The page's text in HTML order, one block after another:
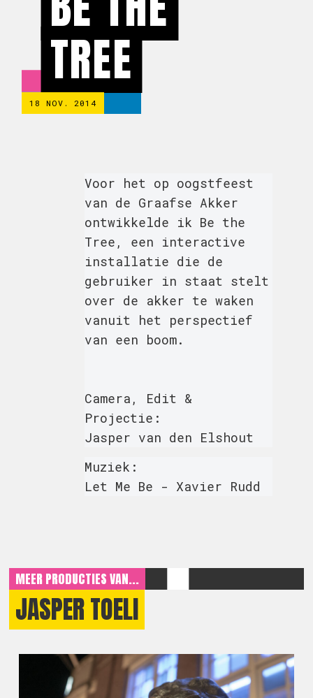
TREE
18 NOV. 2014
Voor het op oogstfeest
van de Graafse Akker
ontwikkelde ik Be the
Tree, een interactive
installatie die de
gebruiker in staat stelt
over de akker te waken
vanuit het perspectief
van een boom.
Camera, Edit &
Projectie:
Jasper van den Elshout
Muziek:
Let Me Be - Xavier Rudd
MEER PRODUCTIES VAN...
JASPER TOELI